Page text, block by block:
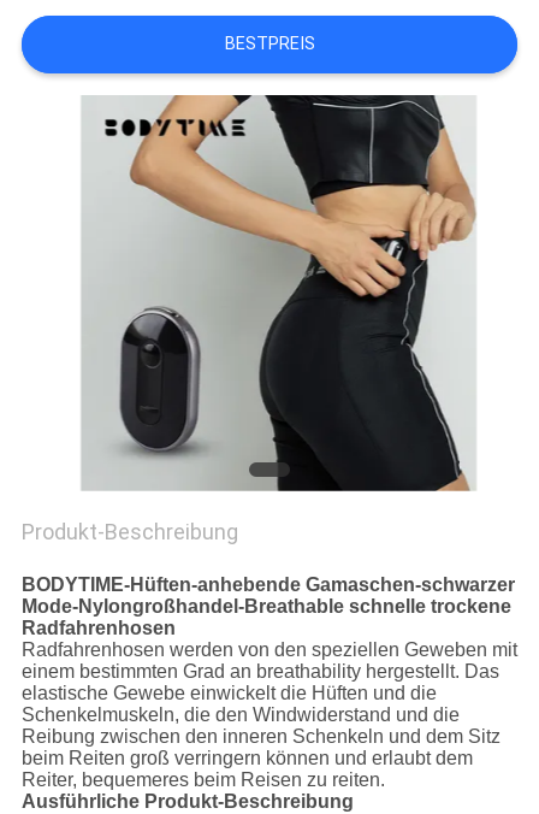
FORDERN
SIE
BESTPREIS
Produkt-Beschreibung
BODYTIME-Hüften-anhebende Gamaschen-schwarzer
Mode-Nylongroßhandel-Breathable schnelle trockene
Radfahrenhosen
Radfahrenhosen werden von den speziellen Geweben mit
einem bestimmten Grad an breathability hergestellt. Das
elastische Gewebe einwickelt die Hüften und die
Schenkelmuskeln, die den Windwiderstand und die
Reibung zwischen den inneren Schenkeln und dem Sitz
beim Reiten groß verringern können und erlaubt dem
Reiter, bequemeres beim Reisen zu reiten.
Ausführliche Produkt-Beschreibung